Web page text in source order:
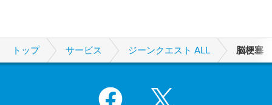
トップ サービス ジーンクエスト ALL 脳梗塞
Facebook